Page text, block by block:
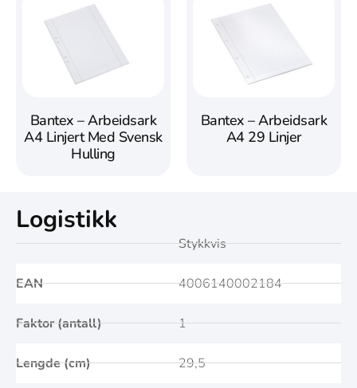
Bantex – Arbeidsark
A4 Linjert Med Svensk
Hulling
Bantex – Arbeidsark
A4 29 Linjer
Logistikk
EAN
Faktor (antall)
Lengde (cm)
Stykkvis
4006140002184
1
29,5